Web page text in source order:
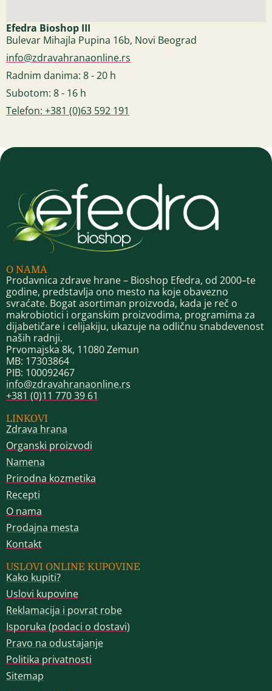
Efedra Bioshop III
Bulevar Mihajla Pupina 16b, Novi Beograd
info@zdravahranaonline.rs
Radnim danima: 8 - 20 h
Subotom: 8 - 16 h
Telefon: +381 (0)63 592 191
O NAMA
Prodavnica zdrave hrane – Bioshop Efedra, od 2000–te
godine, predstavlja ono mesto na koje obavezno
svraćate. Bogat asortiman proizvoda, kada je reč o
makrobiotici i organskim proizvodima, programima za
dijabetičare i celijakiju, ukazuje na odličnu snabdevenost
naših radnji.
Prvomajska 8k, 11080 Zemun
MB: 17303864
PIB: 100092467
info@zdravahranaonline.rs
+381 (0)11 770 39 61
LINKOVI
Zdrava hrana
Organski proizvodi
Namena
Prirodna kozmetika
Recepti
O nama
Prodajna mesta
Kontakt
USLOVI ONLINE KUPOVINE
Kako kupiti?
Uslovi kupovine
Reklamacija i povrat robe
Isporuka (podaci o dostavi)
Pravo na odustajanje
Politika privatnosti
Sitemap